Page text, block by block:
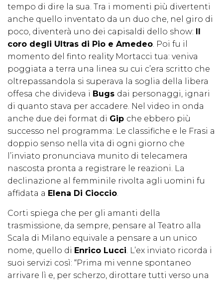
tempo di dire la sua. Tra i momenti più divertenti
anche quello inventato da un duo che, nel giro di
poco, diventerà uno dei capisaldi dello show:
coro degli Ultras di Pio e Amedeo. Poi fu il
momento del finto reality Mortacci tua: veniva
poggiata a terra una linea su cui c’era scritto che
oltrepassandola si superava la soglia della libera
offesa che divideva i Bugs dai personaggi, ignari
di quanto stava per accadere. Nel video in onda
anche due dei format di Gip che ebbero più
successo nel programma: Le classifiche e le Frasi a
doppio senso nella vita di ogni giorno che
l’inviato pronunciava munito di telecamera
nascosta pronta a registrare le reazioni. La
declinazione al femminile rivolta agli uomini fu
affidata a Elena Di Cioccio.
Corti spiega che per gli amanti della
trasmissione, da sempre, pensare al Teatro alla
Scala di Milano equivale a pensare a un unico
nome, quello di Enrico Lucci. L’ex inviato ricorda i
suoi servizi così: “Prima mi venne spontaneo
arrivare lì e, per scherzo, dirottare tutti verso una